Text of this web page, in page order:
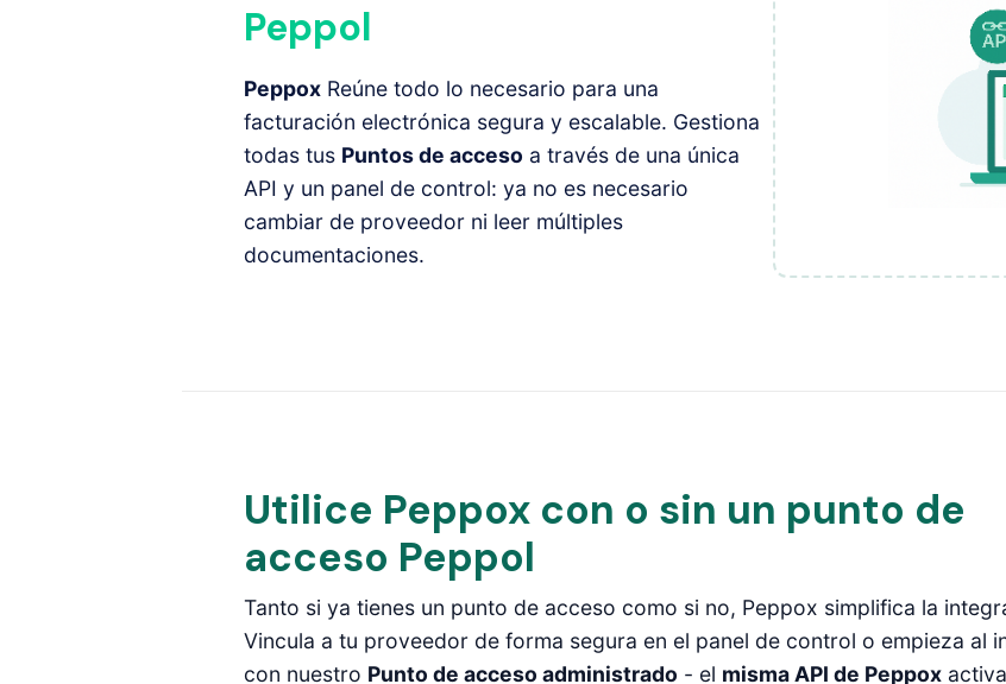
Peppol
PeppoxReúne todo lo necesario para una
facturación electrónica segura y escalable. Gestiona
todas tus Puntos de acceso a través de una única
API y un panel de control: ya no es necesario
cambiar de proveedor ni leer múltiples
documentaciones.
Utilice Peppox con o sin un punto de
acceso Peppol
Tanto si ya tienes un punto de acceso como si no, Peppox simplifica la
Vincula a tu proveedor de forma segura en el panel de control o empieza al
con nuestro Punto de acceso administrado - el misma API de Peppox